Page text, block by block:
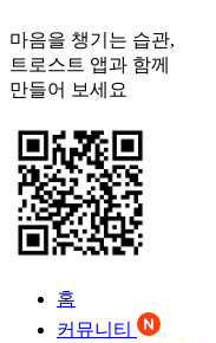
마음을 챙기는 습관,
트로스트 앱과 함께
만들어 보세요
홈
커뮤니티